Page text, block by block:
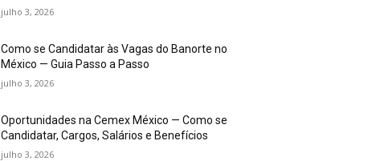
julho 3, 2026
Como se Candidatar às Vagas do Banorte no
México — Guia Passo a Passo
julho 3, 2026
Oportunidades na Cemex México — Como se
Candidatar, Cargos, Salários e Benefícios
julho 3, 2026